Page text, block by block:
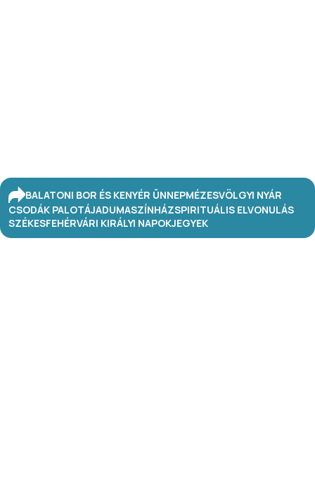
BALATONI BOR ÉS KENYÉR ÜNNEPMÉZESVÖLGYI NYÁR
CSODÁK PALOTÁJADUMASZÍNHÁZSPIRITUÁLIS ELVONULÁS
SZÉKESFEHÉRVÁRI KIRÁLYI NAPOKJEGYEK